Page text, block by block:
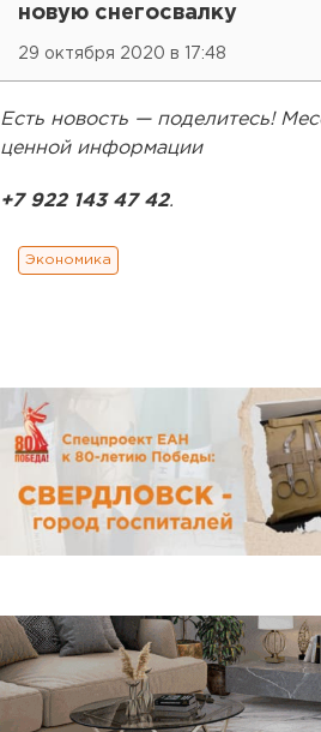
новую снегосвалку
29 октября 2020 в 17:48
Есть новость — поделитесь!
ценной информации
+7 922 143 47 42.
Экономика